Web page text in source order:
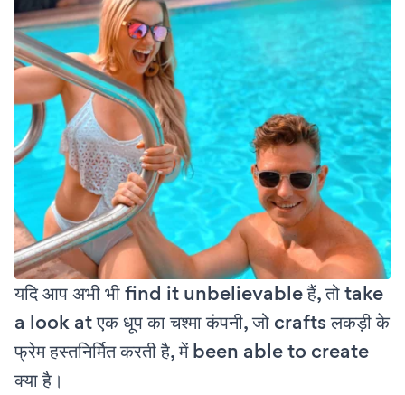
यदि आप अभी भी find it unbelievable हैं, तो take
a look at एक धूप का चश्मा कंपनी, जो crafts लकड़ी के
फ्रेम हस्तनिर्मित करती है, में been able to create
क्या है।